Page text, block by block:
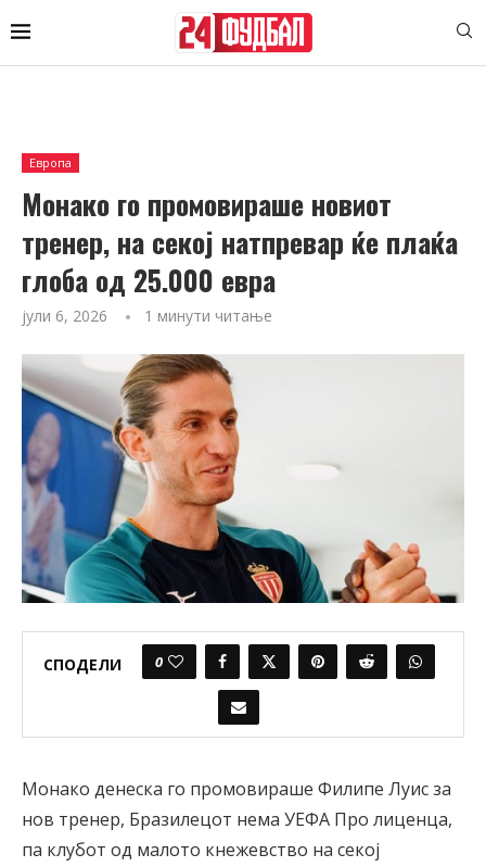
Европа
Монако го промовираше новиот
тренер, на секој натпревар ќе плаќа
глоба од 25.000 евра
јули 6, 2026 1 минути читање
СПОДЕЛИ 0
Монако денеска го промовираше Филипе Луис за
нов тренер, Бразилецот нема УЕФА Про лиценца,
па клубот од малото кнежевство на секој